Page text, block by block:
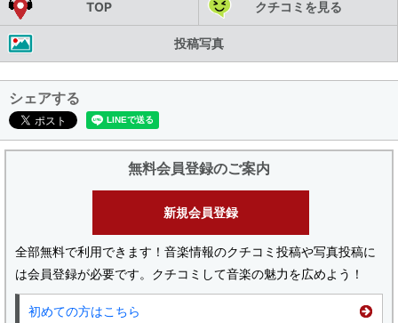
TOP クチコミを見る
投稿写真
シェアする
無料会員登録のご案内
新規会員登録
全部無料で利用できます！音楽情報のクチコミ投稿や写真投稿に
は会員登録が必要です。クチコミして音楽の魅力を広めよう！
初めての方はこちら